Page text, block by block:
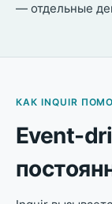
— отдельные
КАК INQUIR
Event-